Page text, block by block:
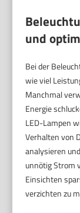
und
Bei der
wie viel
Manchmal
Energie
LED-Lampen
Verhalten von
analysieren
unnötig Strom
Einsichten
verzichten zu